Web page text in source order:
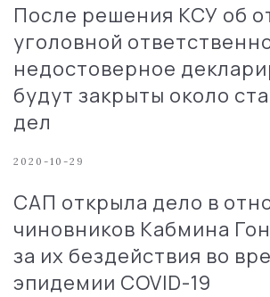
После решения КСУ об
уголовной
недостоверное
будут закрыты около
дел
2020-10-29
САП открыла дело в
чиновников Кабмина
за их бездействия во
эпидемии COVID-19